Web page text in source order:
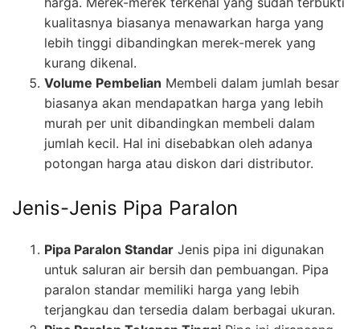
kualitasnya biasanya menawarkan harga yang
lebih tinggi dibandingkan merek-merek yang
kurang dikenal.
Volume Pembelian Membeli dalam jumlah besar
biasanya akan mendapatkan harga yang lebih
murah per unit dibandingkan membeli dalam
jumlah kecil. Hal ini disebabkan oleh adanya
potongan harga atau diskon dari distributor.
Jenis-Jenis Pipa Paralon
Pipa Paralon Standar Jenis pipa ini digunakan
untuk saluran air bersih dan pembuangan. Pipa
paralon standar memiliki harga yang lebih
terjangkau dan tersedia dalam berbagai ukuran.